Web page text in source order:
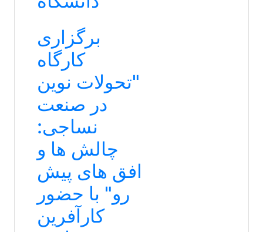
برگزاری
کارگاه
"تحولات نوین
در صنعت
نساجی:
چالش ها و
افق های پیش
رو" با حضور
کارآفرین